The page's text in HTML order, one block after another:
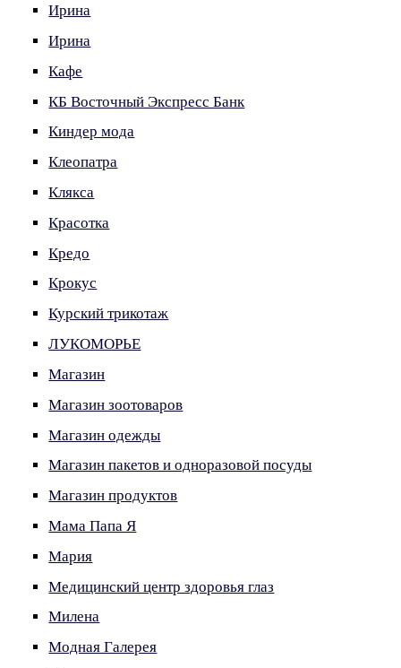
Ирина
Ирина
Кафе
КБ Восточный Экспресс Банк
Киндер мода
Клеопатра
Клякса
Красотка
Кредо
Крокус
Курский трикотаж
ЛУКОМОРЬЕ
Магазин
Магазин зоотоваров
Магазин одежды
Магазин пакетов и одноразовой посуды
Магазин продуктов
Мама Папа Я
Мария
Медицинский центр здоровья глаз
Милена
Модная Галерея